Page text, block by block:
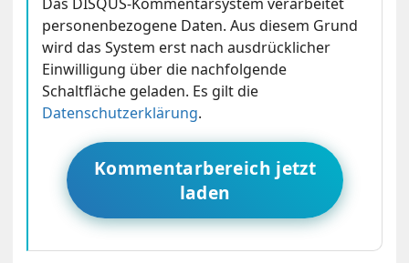
personenbezogene Daten. Aus diesem Grund
wird das System erst nach ausdrücklicher
Einwilligung über die nachfolgende
Schaltfläche geladen. Es gilt die
Datenschutzerklärung.
Kommentarbereich jetzt
laden